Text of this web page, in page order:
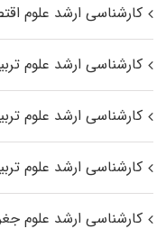
کارشناسی ارشد علوم
کارشناسی ارشد علوم
کارشناسی ارشد علوم
کارشناسی ارشد علوم
کارشناسی ارشد علوم